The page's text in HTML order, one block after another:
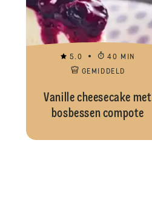
5.0
40 MIN
GEMIDDELD
Vanille cheesecake met
bosbessen compote